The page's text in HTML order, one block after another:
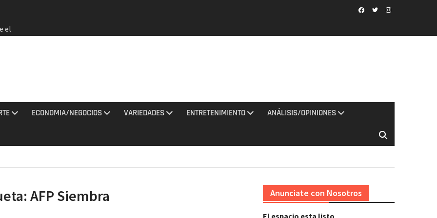
el
e
ECONOMIA/NEGOCIOS VARIEDADES ENTRETENIMIENTO ANÁLISIS/OPINIONES
AFP Siembra Anunciate con Nosotros
El espacio esta listo